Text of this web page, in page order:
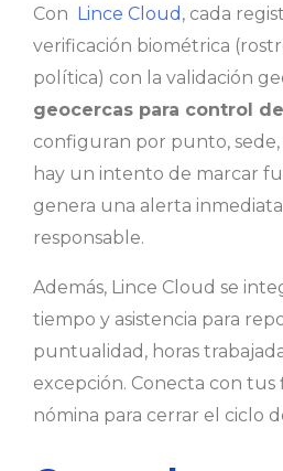
Con Lince Cloud , cada
verificación biométrica
política) con la validación
geocercas para control
configuran por punto, sede,
hay un intento de marcar
genera una alerta
responsable.
Además, Lince Cloud se
tiempo y asistencia para
puntualidad, horas
excepción. Conecta con tus
nómina para cerrar el ciclo